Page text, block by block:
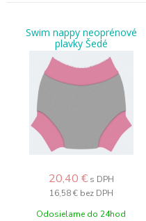
Swim nappy neoprénové
plavky Šedé
20,40 € s DPH
16,58 € bez DPH
Odosielame do 24hod